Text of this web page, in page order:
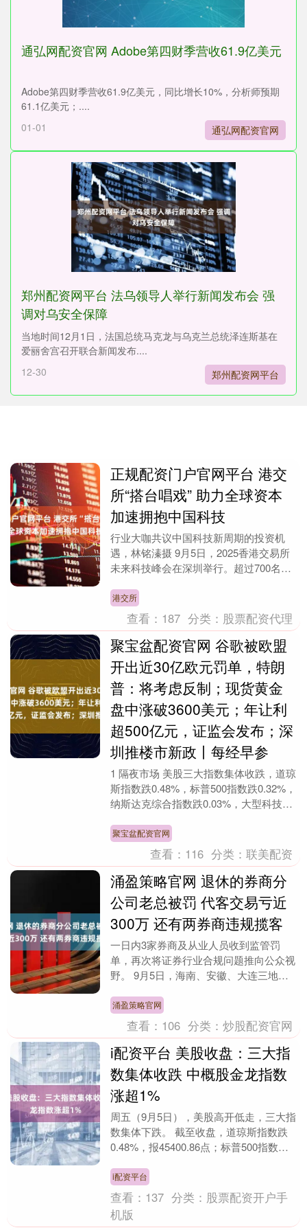
通弘网配资官网 Adobe第四财季营收61.9亿美元
Adobe第四财季营收61.9亿美元，同比增长10%，分析师预期
61.1亿美元；....
01-01
通弘网配资官网
郑州配资网平台 法乌领导人举行新闻发布会 强
调对乌安全保障
当地时间12月1日，法国总统马克龙与乌克兰总统泽连斯基在
爱丽舍宫召开联合新闻发布....
12-30
郑州配资网平台
正规配资门户官网平台 港交
所“搭台唱戏” 助力全球资本
加速拥抱中国科技
行业大咖共议中国科技新周期的投资机
遇，林铭溱摄 9月5日，2025香港交易所
未来科技峰会在深圳举行。超过700名来
构、中介机....
港交所
查看： 187 分类： 股票配资代理
聚宝盆配资官网 谷歌被欧盟
开出近30亿欧元罚单，特朗
普：将考虑反制；现货黄金
盘中涨破3600美元；年让利
超500亿元，证监会发布；深
圳推楼市新政丨每经早参
1 隔夜市场 美股三大指数集体收跌，道琼
斯指数跌0.48%，标普500指数跌0.32%，
纳斯达克综合指数跌0.03%，大型科技股
聚宝盆配资官网
查看： 116 分类：联美配资
涌盈策略官网 退休的券商分
公司老总被罚 代客交易亏近
300万 还有两券商违规揽客
一日内3家券商及从业人员收到监管罚
单，再次将证券行业合规问题推向公众视
野。 9月5日，海南、安徽、大连三地证
达证券、西南证券....
涌盈策略官网
查看： 106 分类：炒股配资官网
i配资平台 美股收盘：三大指
数集体收跌 中概股金龙指数
涨超1%
周五（9月5日），美股高开低走，三大指
数集体下跌。 截至收盘，道琼斯指数跌
0.48%，报45400.86点；标普500指数跌
i配资平台
查看： 137 分类： 股票配资开户手
机版